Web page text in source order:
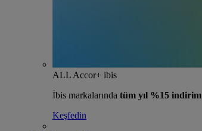
ALL Accor+ ibis
İbis markalarında tüm yıl %15 indirim
Keşfedin